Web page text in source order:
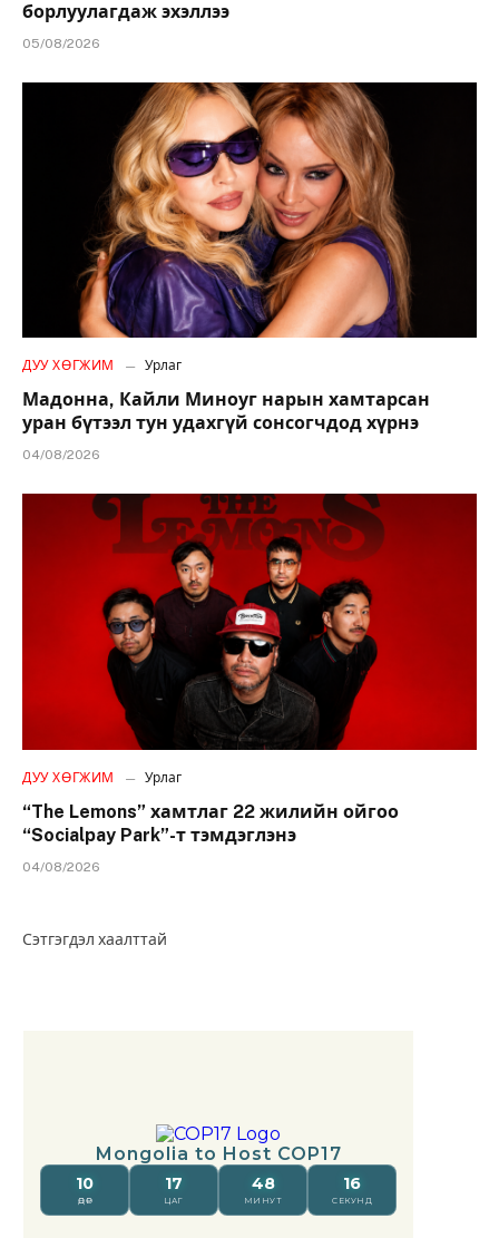
борлуулагдаж эхэллээ
05/08/2026
ДУУ ХӨГЖИМ Урлаг
Мадонна, Кайли Миноуг нарын хамтарсан
уран бүтээл тун удахгүй сонсогчдод хүрнэ
04/08/2026
ДУУ ХӨГЖИМ Урлаг
“The Lemons” хамтлаг 22 жилийн ойгоо
“Socialpay Park”-т тэмдэглэнэ
04/08/2026
Сэтгэгдэл хаалттай